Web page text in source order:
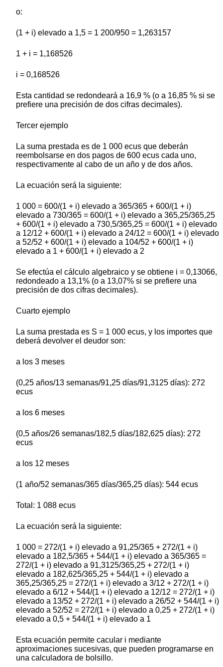
o:
(1 + i) elevado a 1,5 = 1 200/950 = 1,263157
1 + i = 1,168526
i = 0,168526
Esta cantidad se redondeará a 16,9 % (o a 16,85 % si se
prefiere una precisión de dos cifras decimales).
Tercer ejemplo
La suma prestada es de 1 000 ecus que deberán
reembolsarse en dos pagos de 600 ecus cada uno,
respectivamente al cabo de un año y de dos años.
La ecuación será la siguiente:
1 000 = 600/(1 + i) elevado a 365/365 + 600/(1 + i)
elevado a 730/365 = 600/(1 + i) elevado a 365,25/365,25
+ 600/(1 + i) elevado a 730,5/365,25 = 600/(1 + i) elevado
a 12/12 + 600/(1 + i) elevado a 24/12 = 600/(1 + i) elevado
a 52/52 + 600/(1 + i) elevado a 104/52 + 600/(1 + i)
elevado a 1 + 600/(1 + i) elevado a 2
Se efectúa el cálculo algebraico y se obtiene i = 0,13066,
redondeado a 13,1% (o a 13,07% si se prefiere una
precisión de dos cifras decimales).
Cuarto ejemplo
La suma prestada es S = 1 000 ecus, y los importes que
deberá devolver el deudor son:
a los 3 meses
(0,25 años/13 semanas/91,25 días/91,3125 días): 272
ecus
a los 6 meses
(0,5 años/26 semanas/182,5 días/182,625 días): 272
ecus
a los 12 meses
(1 año/52 semanas/365 días/365,25 días): 544 ecus
Total: 1 088 ecus
La ecuación será la siguiente:
1 000 = 272/(1 + i) elevado a 91,25/365 + 272/(1 + i)
elevado a 182,5/365 + 544/(1 + i) elevado a 365/365 =
272/(1 + i) elevado a 91,3125/365,25 + 272/(1 + i)
elevado a 182,625/365,25 + 544/(1 + i) elevado a
365,25/365,25 = 272/(1 + i) elevado a 3/12 + 272/(1 + i)
elevado a 6/12 + 544/(1 + i) elevado a 12/12 = 272/(1 + i)
elevado a 13/52 + 272/(1 + i) elevado a 26/52 + 544/(1 + i)
elevado a 52/52 = 272/(1 + i) elevado a 0,25 + 272/(1 + i)
elevado a 0,5 + 544/(1 + i) elevado a 1
Esta ecuación permite cacular i mediante
aproximaciones sucesivas, que pueden programarse en
una calculadora de bolsillo.